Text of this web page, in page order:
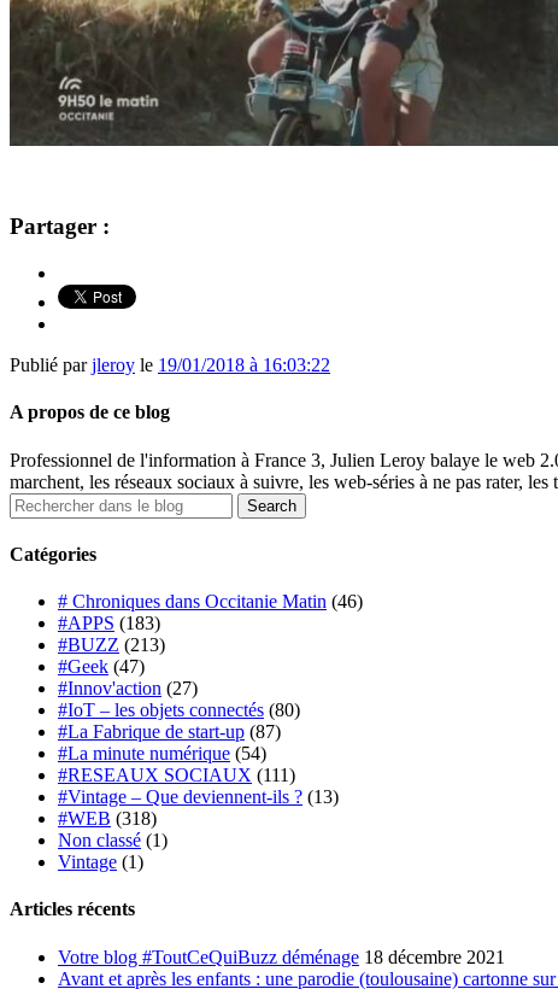
Partager :
Publié parjleroy le 19/01/2018 à 16:03:22
A propos de ce blog
Professionnel de l'information à France 3, Julien Leroy balaye le web
marchent, les réseaux sociaux à suivre, les web-séries à ne pas rater,
Catégories
# Chroniques dans Occitanie Matin (46)
#APPS (183)
#BUZZ (213)
#Geek (47)
#Innov'action (27)
#IoT – les objets connectés (80)
#La Fabrique de start-up (87)
#La minute numérique (54)
#RESEAUX SOCIAUX (111)
#Vintage – Que deviennent-ils ? (13)
#WEB (318)
Non classé (1)
Vintage (1)
Articles récents
Votre blog #ToutCeQuiBuzz déménage 18 décembre 2021
Avant et après les enfants : une parodie (toulousaine) cartonne